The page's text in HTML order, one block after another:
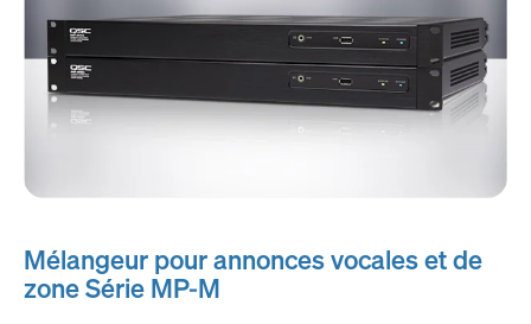
Mélangeur pour annonces vocales et de
zone Série MP-M